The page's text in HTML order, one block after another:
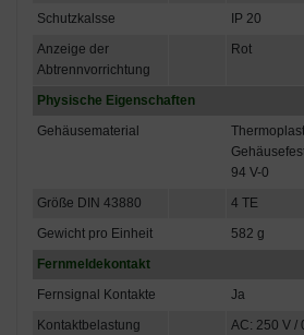
Schutzkalsse
IP 20
Anzeige der
Abtrennvorrichtung
Rot
Physische Eigenschaften
Gehäusematerial
94 V-0
Größe DIN 43880
4 TE
Gewicht pro Einheit
582 g
Fernmeldekontakt
Fernsignal Kontakte
Ja
Kontaktbelastung
AC: 250 V /